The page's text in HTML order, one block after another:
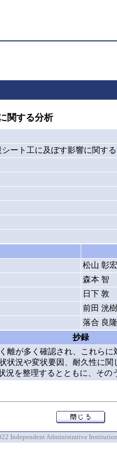
関する分析
ート工に及ぼす影響に関す
松山 彰宏
森本 智
日下 敦
前田 洸樹
落合 良隆
抄録
が多く確認され、これら
況や変状要因、耐久性に
を整理するとともに、その
Independent Administrative